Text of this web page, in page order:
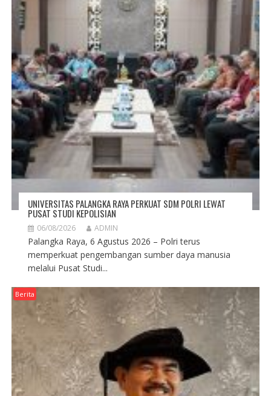
UNIVERSITAS PALANGKA RAYA PERKUAT SDM POLRI LEWAT
PUSAT STUDI KEPOLISIAN
06/08/2026 ADMIN
Palangka Raya, 6 Agustus 2026 – Polri terus
memperkuat pengembangan sumber daya manusia
melalui Pusat Studi...
Berita